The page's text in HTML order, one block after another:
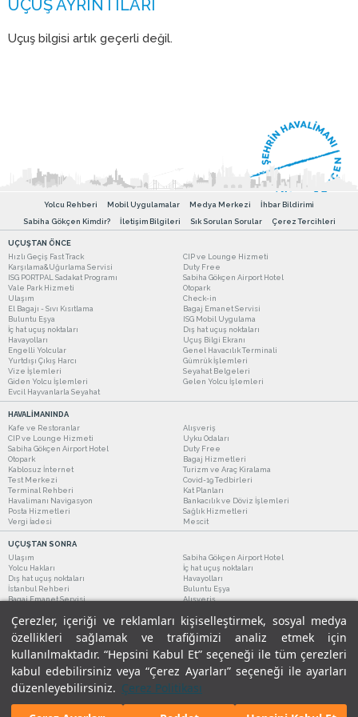
Çerezler, içeriği ve reklamları kişiselleştirmek, sosyal medya
özellikleri sağlamak ve trafiğimizi analiz etmek için
kullanılmaktadır. “Hepsini Kabul Et” seçeneği ile tüm çerezleri
kabul edebilirsiniz veya “Çerez Ayarları” seçeneği ile ayarları
düzenleyebilirsiniz. Çerez Politikası
Uçuş bilgisi artık geçerli değil.
Yolcu Rehberi Mobil Uygulamalar Medya Merkezi
İhbar Bildirimi
Sabiha Gökçen Kimdir?
İletişim Bilgileri Sık Sorulan Sorular Çerez Tercihleri
UÇUŞTAN ÖNCE
Hızlı Geçiş Fast Track
CIP ve Lounge Hizmeti
Karşılama&Uğurlama Servisi
Duty Free
ISG PORTPAL Sadakat Programı
Sabiha Gökçen Airport Hotel
Vale Park Hizmeti
Otopark
Ulaşım
Check-in
El Bagajı - Sıvı Kısıtlama
Bagaj Emanet Servisi
Buluntu Eşya
ISG Mobil Uygulama
İç hat uçuş noktaları
Dış hat uçuş noktaları
Havayolları
Uçuş Bilgi Ekranı
Engelli Yolcular
Genel Havacılık Terminali
Yurtdışı Çıkış Harcı
Gümrük İşlemleri
Vize İşlemleri
Seyahat Belgeleri
Giden Yolcu İşlemleri
Gelen Yolcu İşlemleri
Evcil Hayvanlarla Seyahat
HAVALİMANINDA
Kafe ve Restoranlar
Alışveriş
CIP ve Lounge Hizmeti
Uyku Odaları
Sabiha Gökçen Airport Hotel
Duty Free
Otopark
Bagaj Hizmetleri
Kablosuz İnternet
Turizm ve Araç Kiralama
Test Merkezi
Covid-19 Tedbirleri
Terminal Rehberi
Kat Planları
Havalimanı Navigasyon
Bankacılık ve Döviz İşlemleri
Posta Hizmetleri
Sağlık Hizmetleri
Vergi İadesi
Mescit
UÇUŞTAN SONRA
Ulaşım
Sabiha Gökçen Airport Hotel
Yolcu Hakları
İç hat uçuş noktaları
Dış hat uçuş noktaları
Havayolları
İstanbul Rehberi
Buluntu Eşya
Bagaj Emanet Servisi
Alışveriş